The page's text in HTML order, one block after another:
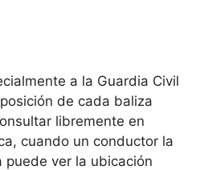
a la Guardia Civil
de cada baliza
libremente en
cuando un conductor la
puede ver la ubicación